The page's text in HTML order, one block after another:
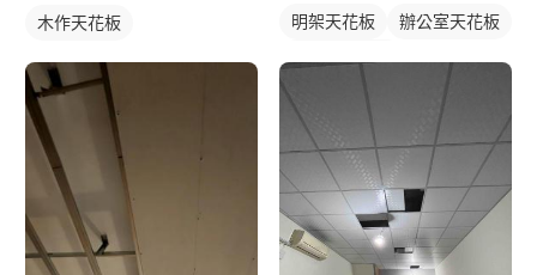
木作天花板 明架天花板
辦公室天花板